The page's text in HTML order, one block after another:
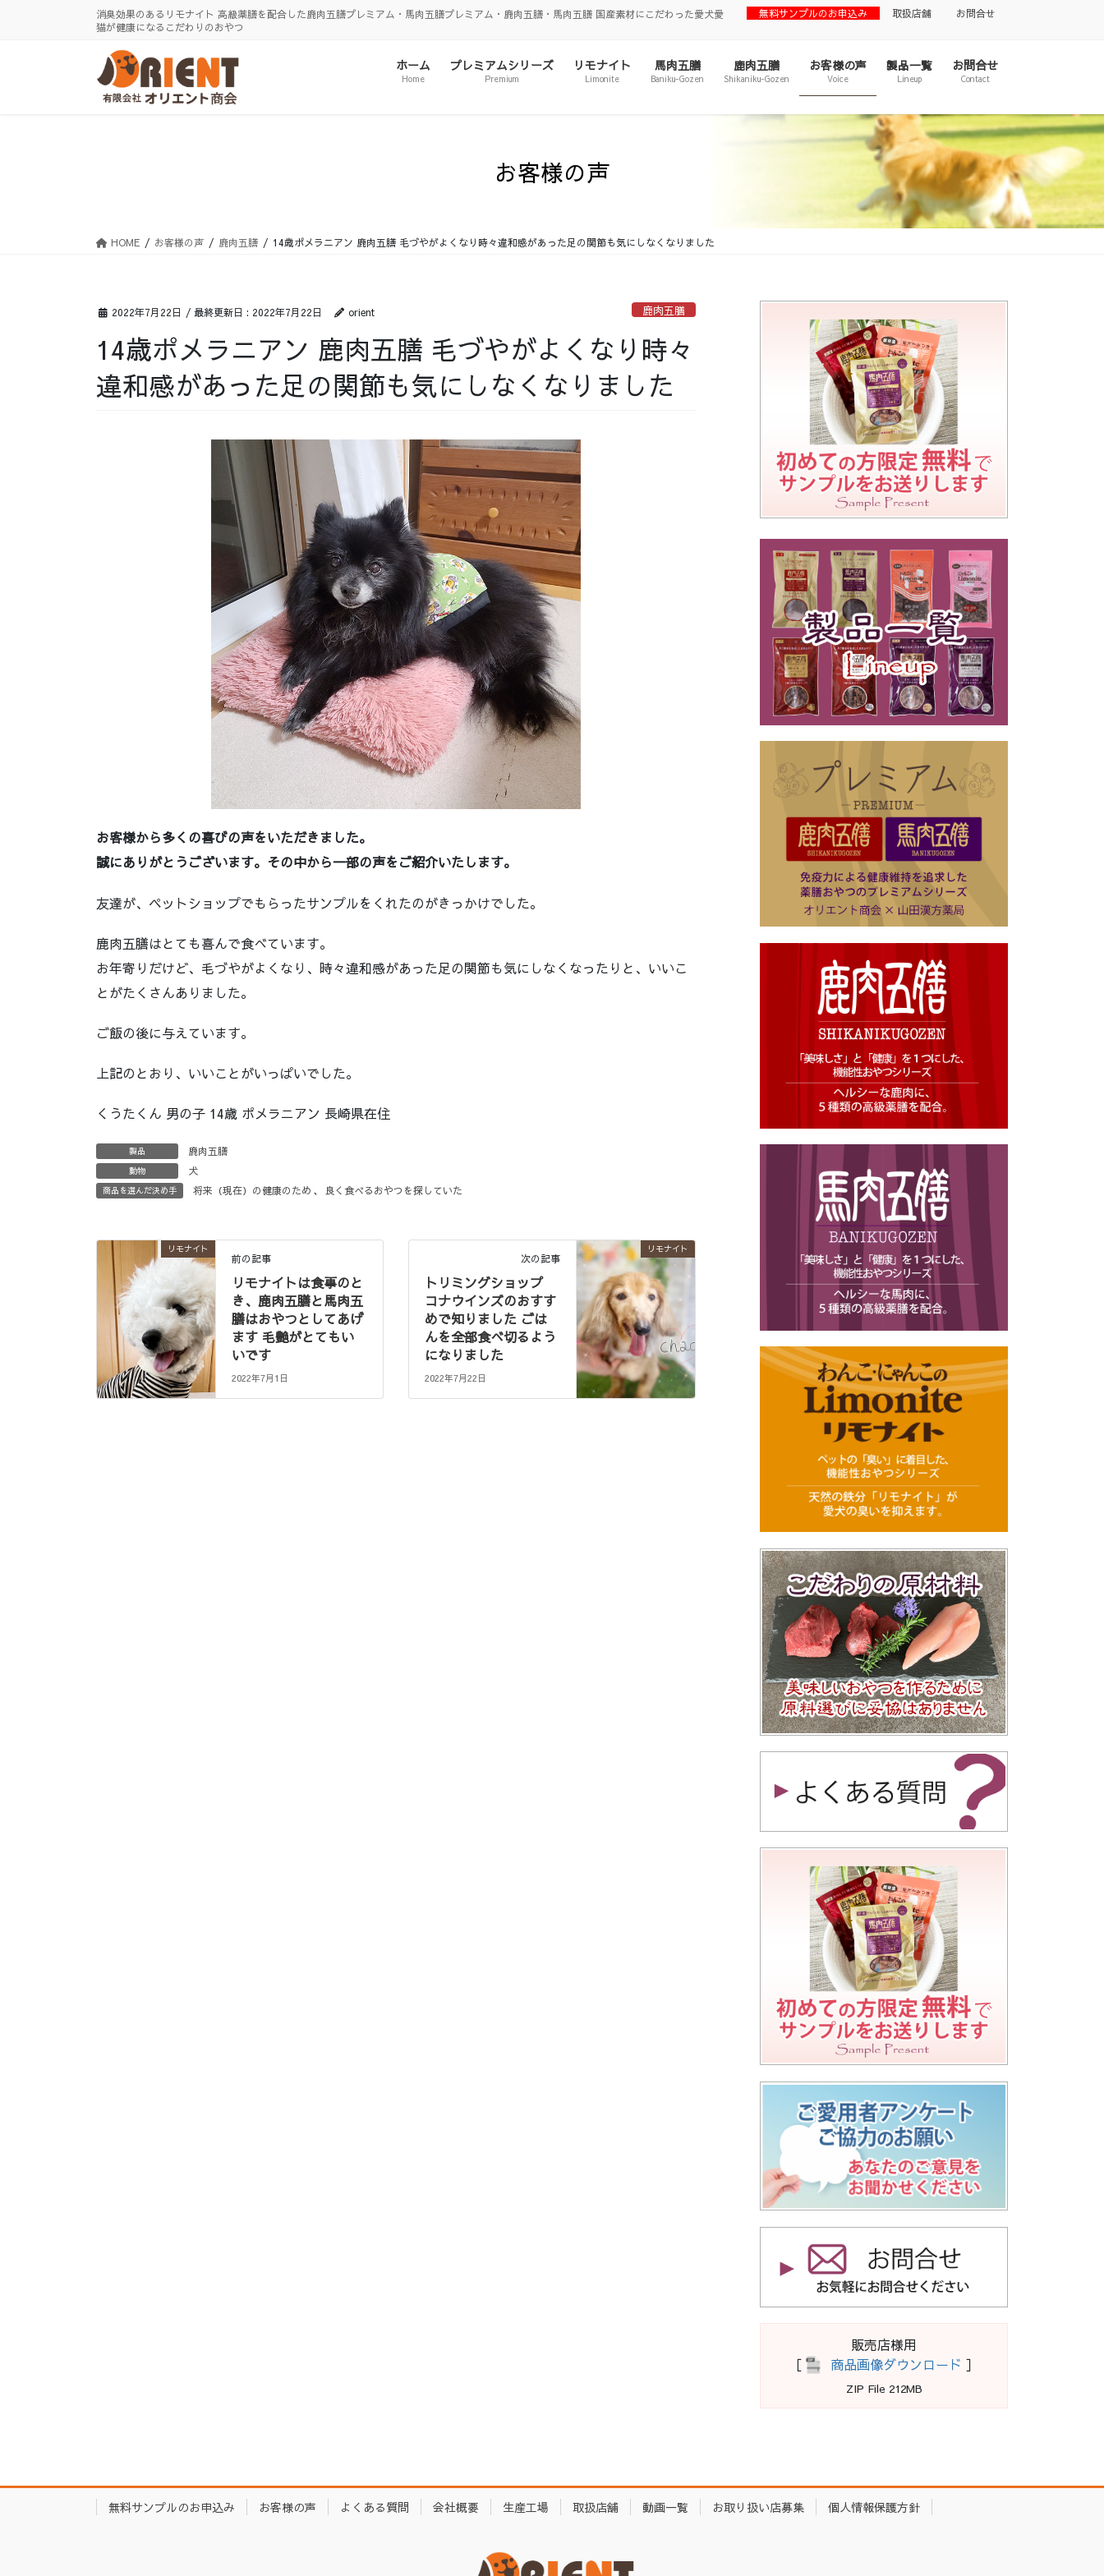
消臭効果のあるリモナイト 高級薬膳を配合した鹿肉五膳プレミアム・馬肉五膳プレミアム・鹿肉五膳・馬肉五膳 国産素材にこだわった愛犬愛
猫が健康になるこだわりのおやつ
無料サンプルのお申込み 取扱店舗 お問合せ
ホーム
Home
プレミアムシリーズ
Premium
リモナイト
Limonite
馬肉五膳
Baniku-Gozen
鹿肉五膳
Shikaniku-Gozen
お客様の声
Voice
製品一覧
Lineup
お問合せ
Contact
お客様の声
HOME お客様の声 鹿肉五膳 14歳ポメラニアン 鹿肉五膳 毛づやがよくなり時々違和感があった足の関節も気にしなくなりました
2022年7月22日 / 最終更新日 : 2022年7月22日 orient 鹿肉五膳
14歳ポメラニアン 鹿肉五膳 毛づやがよくなり時々
違和感があった足の関節も気にしなくなりました
お客様から多くの喜びの声をいただきました。
誠にありがとうございます。その中から一部の声をご紹介いたします。
友達が、ペットショップでもらったサンプルをくれたのがきっかけでした。
鹿肉五膳はとても喜んで食べています。
お年寄りだけど、毛づやがよくなり、時々違和感があった足の関節も気にしなくなったりと、いいこ
とがたくさんありました。
ご飯の後に与えています。
上記のとおり、いいことがいっぱいでした。
くうたくん 男の子 14歳 ポメラニアン 長崎県在住
製品 鹿肉五膳
動物 犬
商品を選んだ決め手 将来（現在）の健康のため 、 良く食べるおやつを探していた
リモナイト
前の記事
リモナイトは食事のと
き、鹿肉五膳と馬肉五
膳はおやつとしてあげ
ます 毛艶がとてもい
いです
2022年7月1日
リモナイト
次の記事
トリミングショップ
コナウインズのおすす
めで知りました ごは
んを全部食べ切るよう
になりました
2022年7月22日
販売店様用
［
商品画像ダウンロード ］
ZIP File 212MB
無料サンプルのお申込み お客様の声 よくある質問 会社概要 生産工場 取扱店舗 動画一覧 お取り扱い店募集 個人情報保護方針